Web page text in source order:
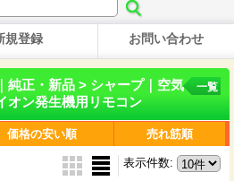
規登録 お問い合わせ
純正・新品 > シャープ｜空気
オン発生機用リモコン
一覧
価格の安い順 売れ筋順
表示件数: